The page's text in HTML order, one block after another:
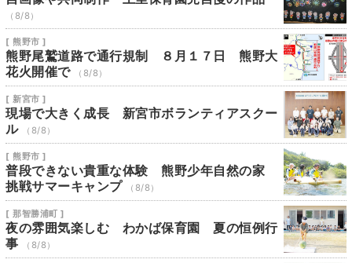
（8/8）
[ 熊野市 ]
熊野尾鷲道路で通行規制 ８月１７日 熊野大
花火開催で
（8/8）
[ 新宮市 ]
現場で大きく成長 新宮市ボランティアスクー
ル
（8/8）
[ 熊野市 ]
普段できない貴重な体験 熊野少年自然の家
挑戦サマーキャンプ
（8/8）
[ 那智勝浦町 ]
夜の雰囲気楽しむ わかば保育園 夏の恒例行
事
（8/8）